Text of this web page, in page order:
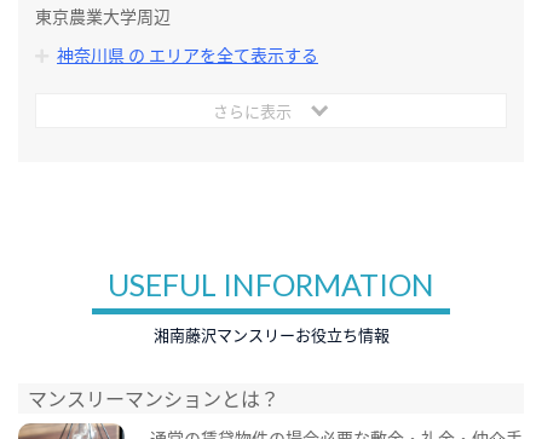
東京農業大学周辺
神奈川県 の エリアを全て表示する
さらに表示
USEFUL INFORMATION
湘南藤沢マンスリーお役立ち情報
マンスリーマンションとは？